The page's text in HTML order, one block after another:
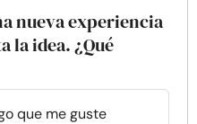
nueva experiencia
la idea. ¿Qué
que me guste